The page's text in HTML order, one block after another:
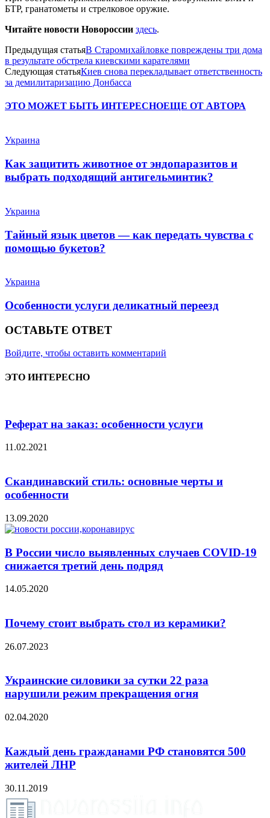
БТР, гранатометы и стрелковое оружие.
Читайте новости Новороссии здесь.
Предыдущая статьяВ Старомихайловке повреждены три дома
в результате обстрела киевскими карателями
Следующая статьяКиев снова перекладывает ответственность
за демилитаризацию Донбасса
ЭТО МОЖЕТ БЫТЬ ИНТЕРЕСНОЕЩЕ ОТ АВТОРА
Украина
Как защитить животное от эндопаразитов и
выбрать подходящий антигельминтик?
Украина
Тайный язык цветов — как передать чувства с
помощью букетов?
Украина
Особенности услуги деликатный переезд
ОСТАВЬТЕ ОТВЕТ
Войдите, чтобы оставить комментарий
ЭТО ИНТЕРЕСНО
Реферат на заказ: особенности услуги
11.02.2021
Скандинавский стиль: основные черты и
особенности
13.09.2020
В России число выявленных случаев COVID-19
снижается третий день подряд
14.05.2020
Почему стоит выбрать стол из керамики?
26.07.2023
Украинские силовики за сутки 22 раза
нарушили режим прекращения огня
02.04.2020
Каждый день гражданами РФ становятся 500
жителей ЛНР
30.11.2019